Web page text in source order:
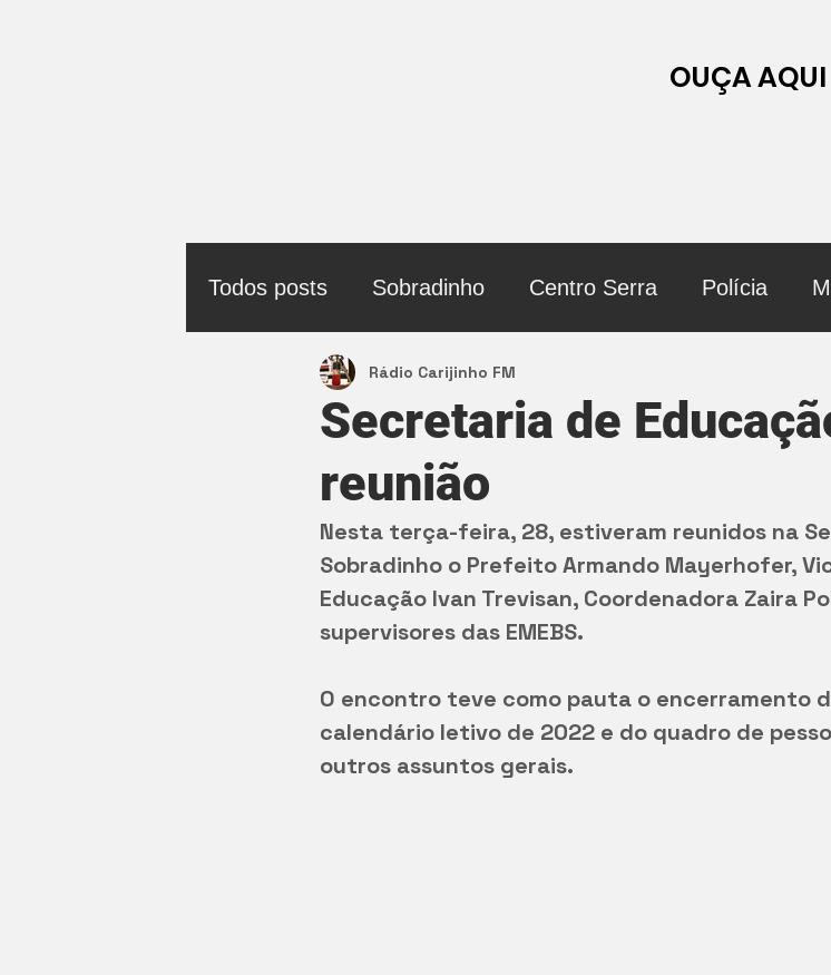
OUÇA AQUI
Todos posts Sobradinho Centro Serra Polícia
Política
Secretaria de
reunião
Rádio Carijinho FM
Nesta terça-feira, 28, estiveram reunidos na
Sobradinho o Prefeito Armando Mayerhofer,
Educação Ivan Trevisan, Coordenadora Zaira
supervisores das EMEBS.
O encontro teve como pauta o encerramento
calendário letivo de 2022 e do quadro de
outros assuntos gerais.